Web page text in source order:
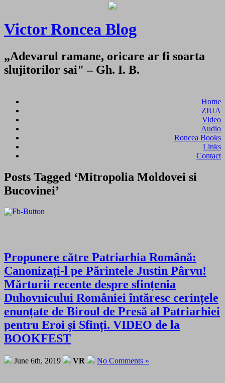
Victor Roncea Blog
„Adevarul ramane, oricare ar fi soarta
slujitorilor sai" – Gh. I. B.
Home
ZIUA
Video
Audio
Roncea Books
Links
Contact
Posts Tagged ‘Mitropolia Moldovei si
Bucovinei’
Propunere către Patriarhia Română:
Canonizați-l pe Părintele Justin Pârvu!
Mărturii recente despre sfințenia
Duhovnicului României întăresc cerințele
enunțate de Biroul de Presă al Patriarhiei
pentru Eroi și Sfinți. VIDEO de la
BOOKFEST
June 6th, 2019 VR No Comments »